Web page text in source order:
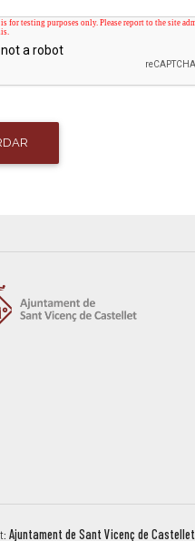
Ajuntament de Sant Vicenç de Castellet